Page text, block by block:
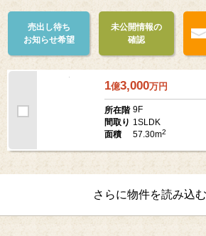
売出し待ち
お知らせ希望
未公開情報の
確認
1億3,000万 円
所在階 9F
間取り 1SLDK
面積
57.30m2
さらに物件を読み込む